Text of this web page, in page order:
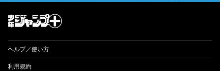
才能溢れる投稿作が読み放題！ ジャンプルーキー！
ヘルプ／使い方
利用規約